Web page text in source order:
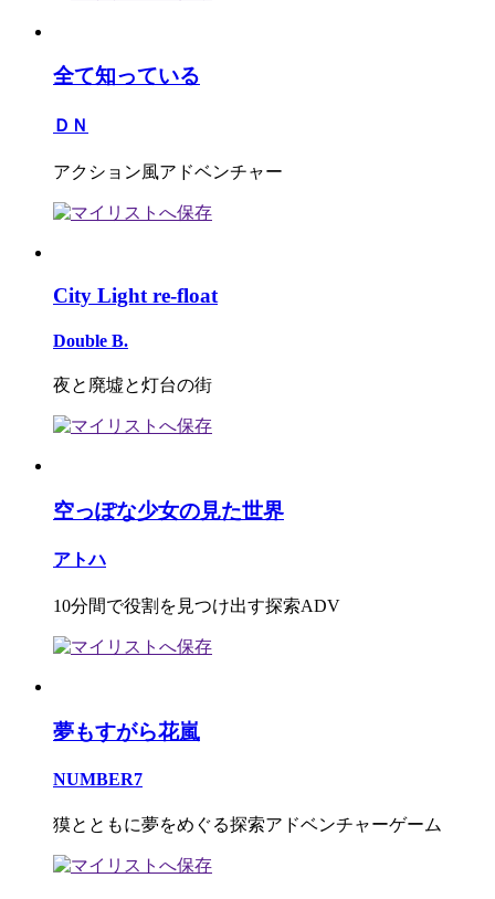
全て知っている
ＤＮ
アクション風アドベンチャー
City Light re-float
Double B.
夜と廃墟と灯台の街
空っぽな少女の見た世界
アトハ
10分間で役割を見つけ出す探索ADV
夢もすがら花嵐
NUMBER7
獏とともに夢をめぐる探索アドベンチャーゲーム